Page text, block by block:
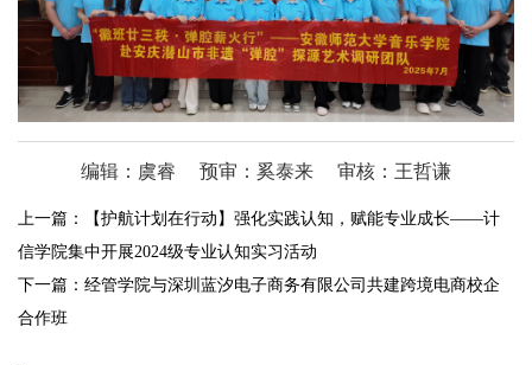
编辑：虞睿 预审：奚泰来 审核：王哲谦
上一篇：
【护航计划在行动】强化实践认知，赋能专业成长——计
信学院集中开展2024级专业认知实习活动
下一篇： 经管学院与深圳蓝汐电子商务有限公司共建跨境电商校企
合作班